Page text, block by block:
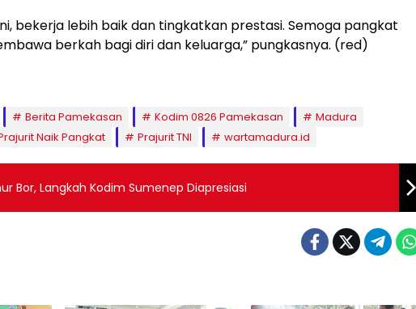
bekerja lebih baik dan tingkatkan prestasi. Semoga pangkat
berkah bagi diri dan keluarga,” pungkasnya. (red)
Berita Pamekasan Kodim 0826 Pamekasan
Madura
Naik Pangkat Prajurit TNI wartamadura.id
Bor, Langkah Kodim Sumenep Diapresiasi